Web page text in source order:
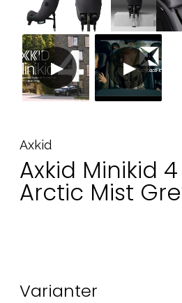
Axkid
Axkid Minikid
Arctic Mist
Varianter
Kontakt oss på